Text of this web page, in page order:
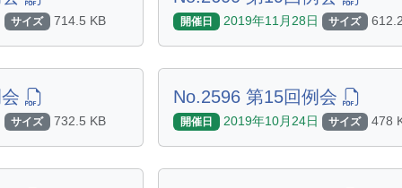
サイズ 714.5 KB 開催日 2019年11月28日 サイズ
サイズ 732.5 KB
No.2596 第15回例会
開催日 2019年10月24日 サイズ 478